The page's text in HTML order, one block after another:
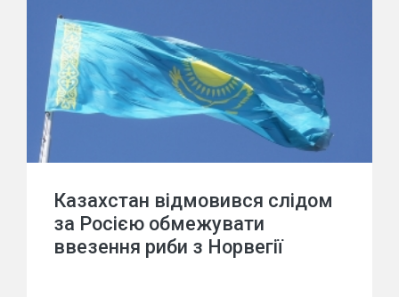
Казахстан відмовився слідом
за Росією обмежувати
ввезення риби з Норвегії